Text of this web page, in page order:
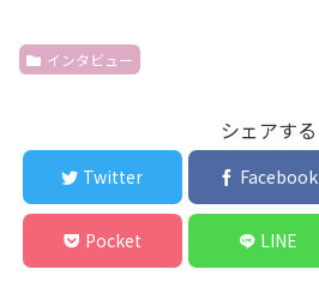
インタビュー
シェアする
Twitter Facebook
Pocket LINE